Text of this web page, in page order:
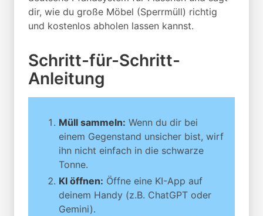
dir, wie du große Möbel (Sperrmüll) richtig
und kostenlos abholen lassen kannst.
Schritt-für-Schritt-
Anleitung
Müll sammeln: Wenn du dir bei
einem Gegenstand unsicher bist, wirf
ihn nicht einfach in die schwarze
Tonne.
KI öffnen: Öffne eine KI-App auf
deinem Handy (z.B. ChatGPT oder
Gemini).